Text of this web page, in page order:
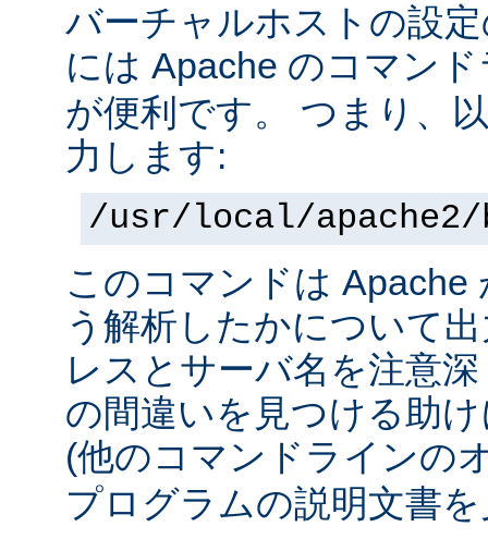
バーチャルホストの設
には Apache のコマン
が便利です。 つまり、
力します:
/usr/local/
このコマンドは Apache
う解析したかについて
レスとサーバ名を注意
の間違いを見つける助
(他のコマンドラインの
プログラムの説明文書